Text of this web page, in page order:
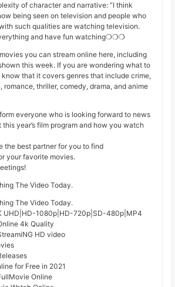
of character and narrative: “I think
being seen on television and people who
such qualities are watching television.
and have fun watching❍❍❍
you can stream online here, including
this week. If you are wondering what to
that it covers genres that include crime,
thriller, comedy, drama, and anime
everyone who is looking forward to news
year’s film program and how you watch
the best partner for you to find
your favorite movies.
The Video Today.
The Video Today.
UHD|HD-1080p|HD-720p|SD-480p|MP4
4k Quality
HD video
for Free in 2021
Online